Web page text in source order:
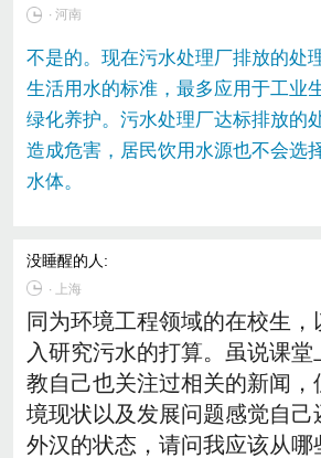
∙ 河南
不是的。现在污水处理厂排放的处
生活用水的标准，最多应用于工业
绿化养护。污水处理厂达标排放的
造成危害，居民饮用水源也不会选
水体。
没睡醒的人 :
∙ 上海
同为环境工程领域的在校生，
入研究污水的打算。虽说课
教自己也关注过相关的新闻，
境现状以及发展问题感觉自己
外汉的状态，请问我应该从哪